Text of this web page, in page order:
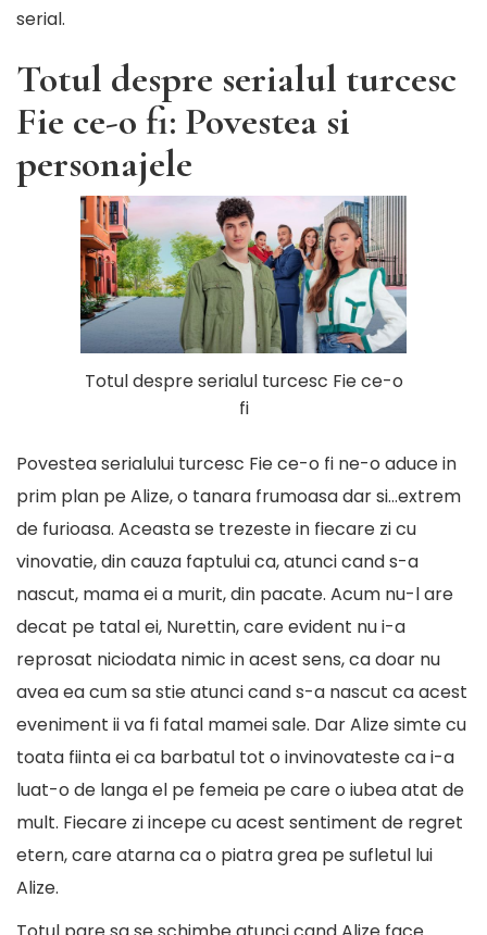
serial.
Totul despre serialul turcesc
Fie ce-o fi: Povestea si
personajele
Totul despre serialul turcesc Fie ce-o
fi
Povestea serialului turcesc Fie ce-o fi ne-o aduce in
prim plan pe Alize, o tanara frumoasa dar si…extrem
de furioasa. Aceasta se trezeste in fiecare zi cu
vinovatie, din cauza faptului ca, atunci cand s-a
nascut, mama ei a murit, din pacate. Acum nu-l are
decat pe tatal ei, Nurettin, care evident nu i-a
reprosat niciodata nimic in acest sens, ca doar nu
avea ea cum sa stie atunci cand s-a nascut ca acest
eveniment ii va fi fatal mamei sale. Dar Alize simte cu
toata fiinta ei ca barbatul tot o invinovateste ca i-a
luat-o de langa el pe femeia pe care o iubea atat de
mult. Fiecare zi incepe cu acest sentiment de regret
etern, care atarna ca o piatra grea pe sufletul lui
Alize.